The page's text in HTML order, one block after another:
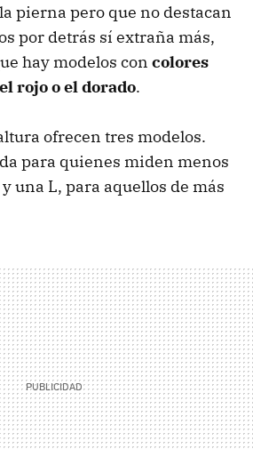
pierna pero que no destacan
por detrás sí extraña más,
hay modelos con colores
rojo o el dorado.
ofrecen tres modelos.
para quienes miden menos
una L, para aquellos de más